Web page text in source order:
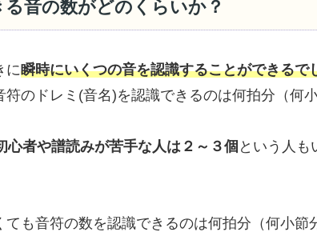
音の数がどのくらいか？
に瞬時にいくつの音を認識することができるで
符のドレミ(音名)を認識できるのは何拍分（何
心者や譜読みが苦手な人は２～３個 という人も
ても音符の数を認識できるのは何拍分（何小節